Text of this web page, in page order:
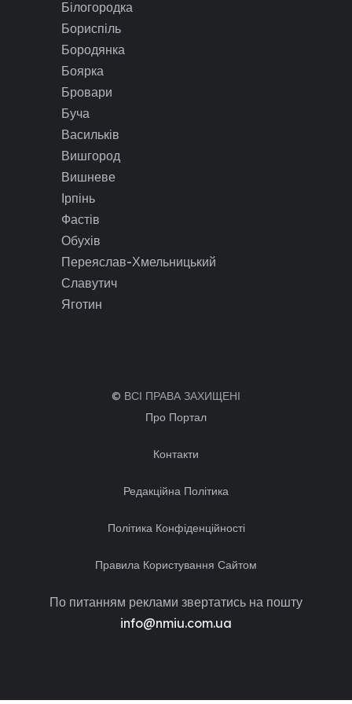
Білогородка
Бориспіль
Бородянка
Боярка
Бровари
Буча
Васильків
Вишгород
Вишневе
Ірпінь
Фастів
Обухів
Переяслав-Хмельницький
Славутич
Яготин
© ВСІ ПРАВА ЗАХИЩЕНІ
Про Портал
Контакти
Редакційна Політика
Політика Конфіденційності
Правила Користування Сайтом
По питанням реклами звертатись на пошту
info@nmiu.com.ua